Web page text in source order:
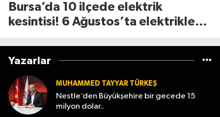
Bursa’da 10 ilçede elektrik
kesintisi! 6 Ağustos’ta elektrikler
Yazarlar
MUHAMMED TAYYAR TÜRKEŞ
Nestle’den Büyükşehire bir gecede 15
milyon dolar..